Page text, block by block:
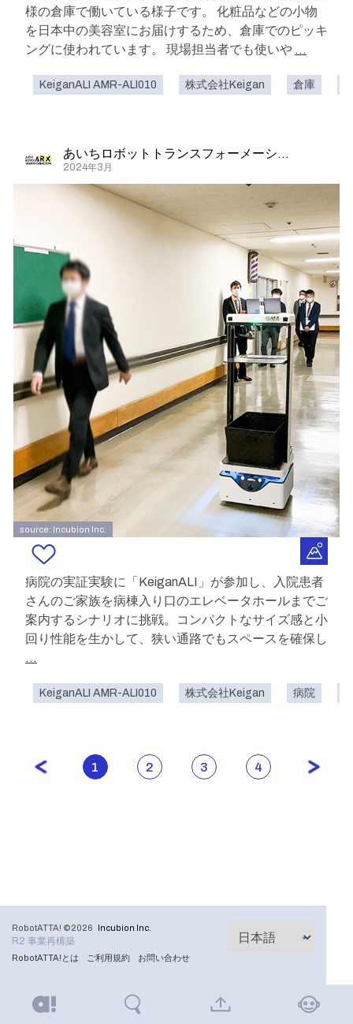
様の倉庫で働いている様子です。 化粧品などの小物
を日本中の美容室にお届けするため、倉庫でのピッキ
ングに使われています。 現場担当者でも使いや ...
KeiganALI AMR-ALI010 株式会社Keigan 倉庫
あいちロボットトランスフォーメーション
2024年3月
source: Incubion Inc.
病院の実証実験に「KeiganALI」が参加し、入院患者
さんのご家族を病棟入り口のエレベータホールまでご
案内するシナリオに挑戦。コンパクトなサイズ感と小
回り性能を生かして、狭い通路でもスペースを確保し
...
KeiganALI AMR-ALI010 株式会社Keigan 病院
1 2 3 4
RobotATTA! ©2026 Incubion Inc.
R2 事業再構築
RobotATTA!とは ご利用規約 お問い合わせ